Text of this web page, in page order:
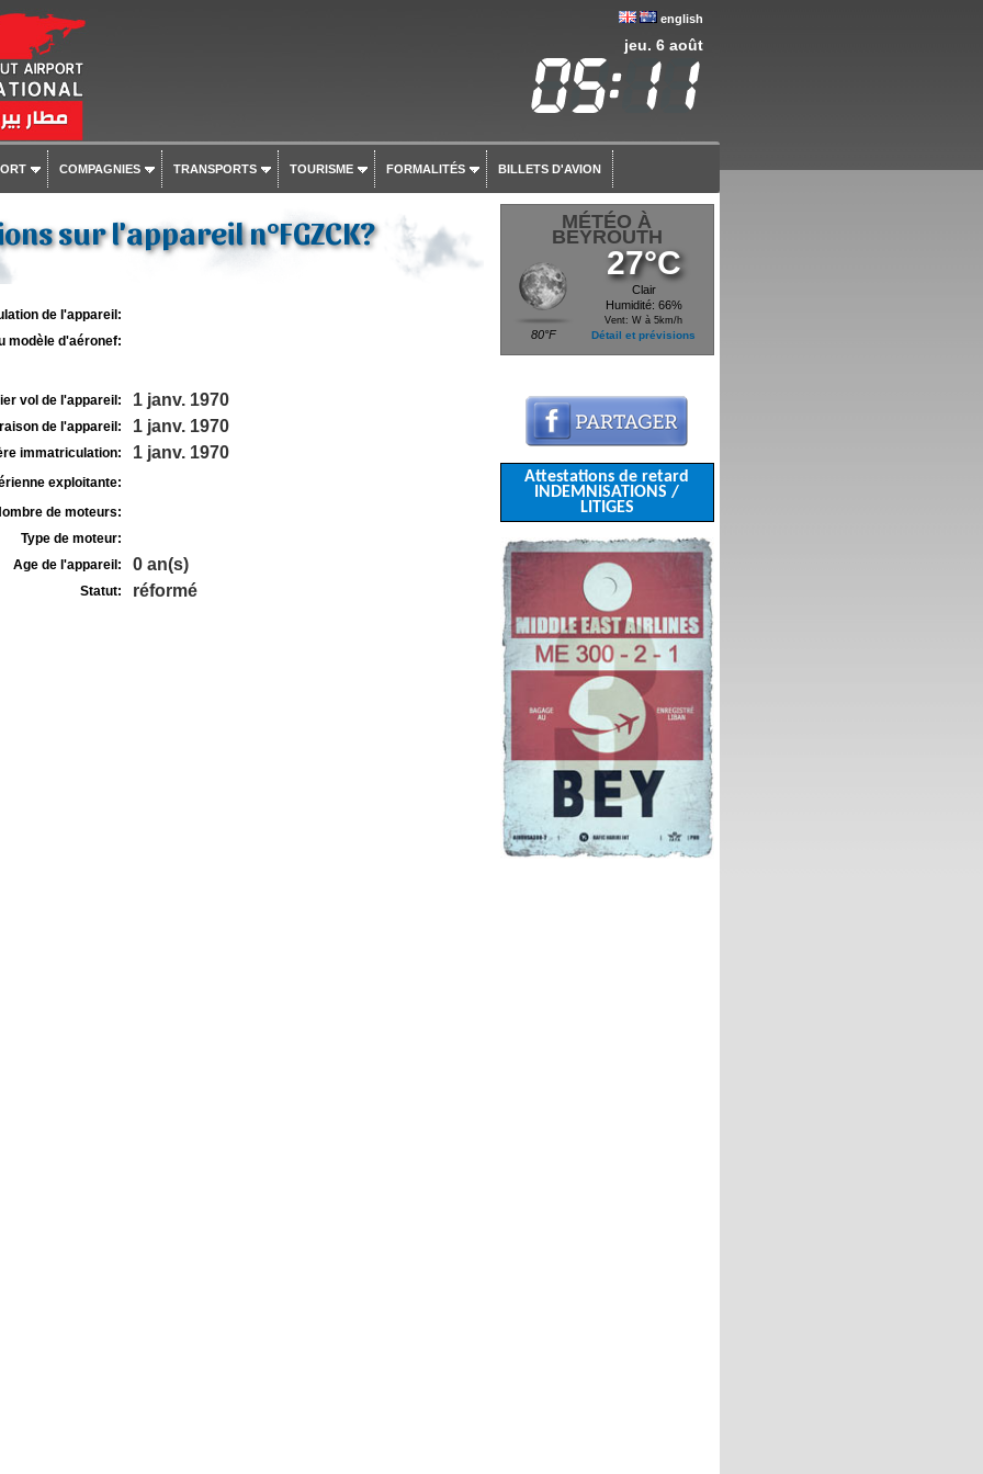
english
jeu. 6 août
COMPAGNIES TRANSPORTS TOURISME FORMALITÉS BILLETS D'AVION
sur l'appareil n°FGZCK?
de l'appareil:
modèle d'aéronef:
vol de l'appareil: 1 janv. 1970
de l'appareil: 1 janv. 1970
immatriculation: 1 janv. 1970
exploitante:
de moteurs:
Type de moteur:
Age de l'appareil:
0 an(s)
Statut: réformé
MÉTÉO À
BEYROUTH
80°F
27°C
Clair
Humidité: 66%
Vent: W à 5km/h
Détail et prévisions
Attestations de retard
INDEMNISATIONS /
LITIGES